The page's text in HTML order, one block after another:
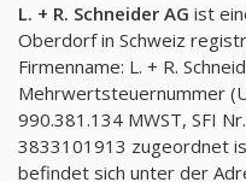
L. + R. Schneider AG ist
Oberdorf in Schweiz
Firmenname: L. + R.
Mehrwertsteuernummer
990.381.134 MWST, SFI
3833101913 zugeordnet
befindet sich unter der